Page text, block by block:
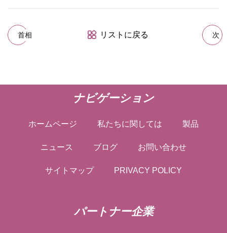
首相 リストに戻る 次
ナビゲーション
ホームページ 私たちに関しては 製品
ニュース ブログ お問い合わせ
サイトマップ PRIVACY POLICY
パートナー企業